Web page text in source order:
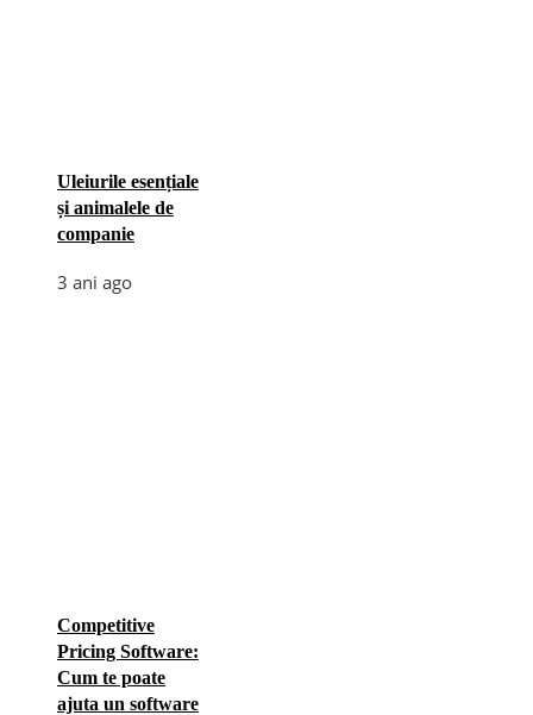
Uleiurile esențiale
și animalele de
companie
3 ani ago
Competitive
Pricing Software:
Cum te poate
ajuta un software